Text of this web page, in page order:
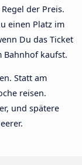
der Preis.
einen Platz im
Du das Ticket
Bahnhof kaufst.
Statt am
reisen.
und spätere